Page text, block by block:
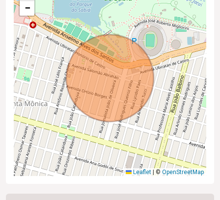
−
Leaflet | © OpenStreetMap